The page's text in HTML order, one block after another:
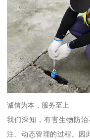
诚信为本，服务至上
我们深知，有害生物防
注、动态管理的过程。因